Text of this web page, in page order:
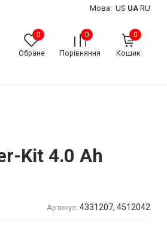
Мова: US UA RU
0
Обране
0
Порівняння
0
Кошик
Kit 4.0 Ah
Артикул: 4331207, 4512042